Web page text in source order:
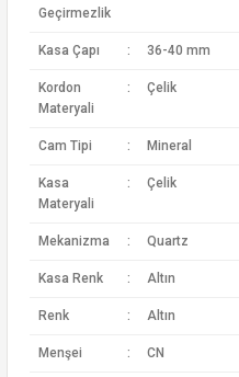
Geçirmezlik
Kasa Çapı : 36-40 mm
Kordon
Materyali
: Çelik
Cam Tipi : Mineral
Kasa
Materyali
: Çelik
Mekanizma : Quartz
Kasa Renk : Altın
Renk : Altın
Menşei : CN